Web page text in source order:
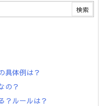
具体例は？
の？
？ルールは？